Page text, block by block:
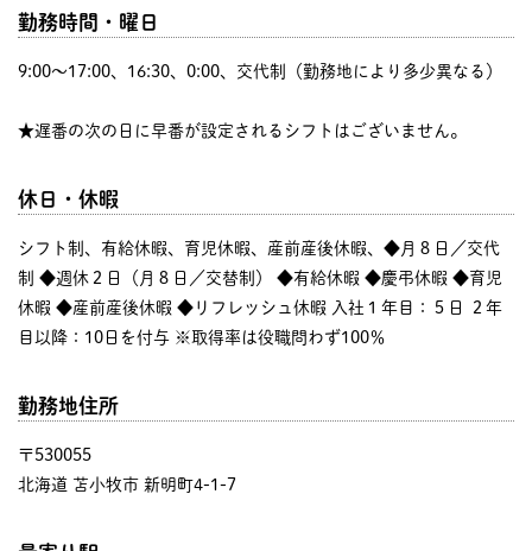
勤務時間・曜日
9:00〜17:00、16:30、0:00、交代制（勤務地により多少異なる）
★遅番の次の日に早番が設定されるシフトはございません。
休日・休暇
シフト制、有給休暇、育児休暇、産前産後休暇、◆月８日／交代
制 ◆週休２日（月８日／交替制） ◆有給休暇 ◆慶弔休暇 ◆育児
休暇 ◆産前産後休暇 ◆リフレッシュ休暇 入社１年目：５日 ２年
目以降：10日を付与 ※取得率は役職問わず100％
勤務地住所
〒530055
北海道 苫小牧市 新明町4-1-7